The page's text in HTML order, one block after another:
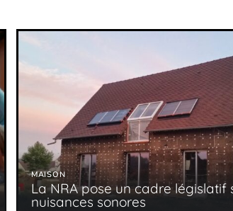
MAISON
La NRA pose un cadre législatif
nuisances sonores